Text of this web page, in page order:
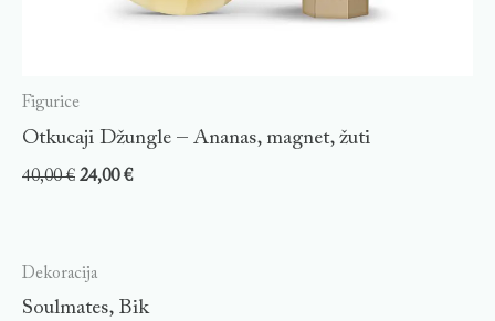
Figurice
Otkucaji Džungle – Ananas, magnet, žuti
40,00€ 24,00€
Dekoracija
Soulmates, Bik